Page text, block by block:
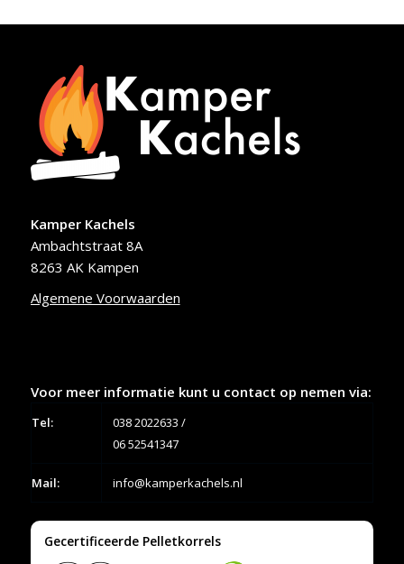
Kamper Kachels
Ambachtstraat 8A
8263 AK Kampen
Algemene Voorwaarden
Voor meer informatie kunt u contact op nemen via:
Tel: 038 2022633 /
06 52541347
Mail: info@kamperkachels.nl
Gecertificeerde Pelletkorrels